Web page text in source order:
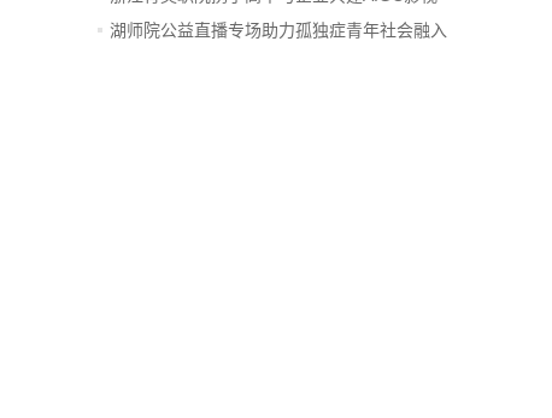
创...
湖师院公益直播专场助力孤独症青年社会融入